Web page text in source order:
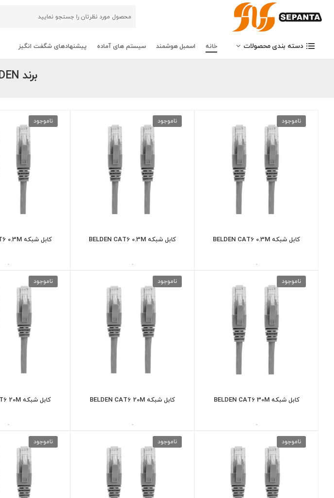
دسته بندی محصولات خانه اسمبل هوشمند سیستم های آماده پیشنهادهای شگفت انگیز
برند BELDEN
ناموجود
کابل شبکه BELDEN CAT6 0.3M
-
ناموجود
کابل شبکه BELDEN CAT6 0.3M
-
ناموجود
کابل شبکه BELDEN CAT6 0.3M
-
ناموجود
کابل شبکه BELDEN CAT6 30M
-
ناموجود
کابل شبکه BELDEN CAT6 20M
-
ناموجود
کابل شبکه BELDEN CAT6 20M
-
ناموجود ناموجود ناموجود